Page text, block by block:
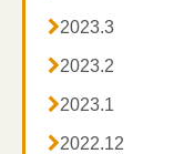
2023.3
2023.2
2023.1
2022.12